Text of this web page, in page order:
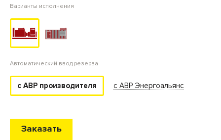
Варианты исполнения
Автоматический ввод резерва
с АВР производителя с АВР Энергоальянс
Заказать